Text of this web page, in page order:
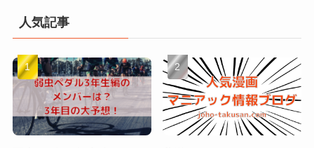
人気記事